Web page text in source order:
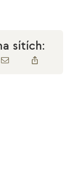
sítích: